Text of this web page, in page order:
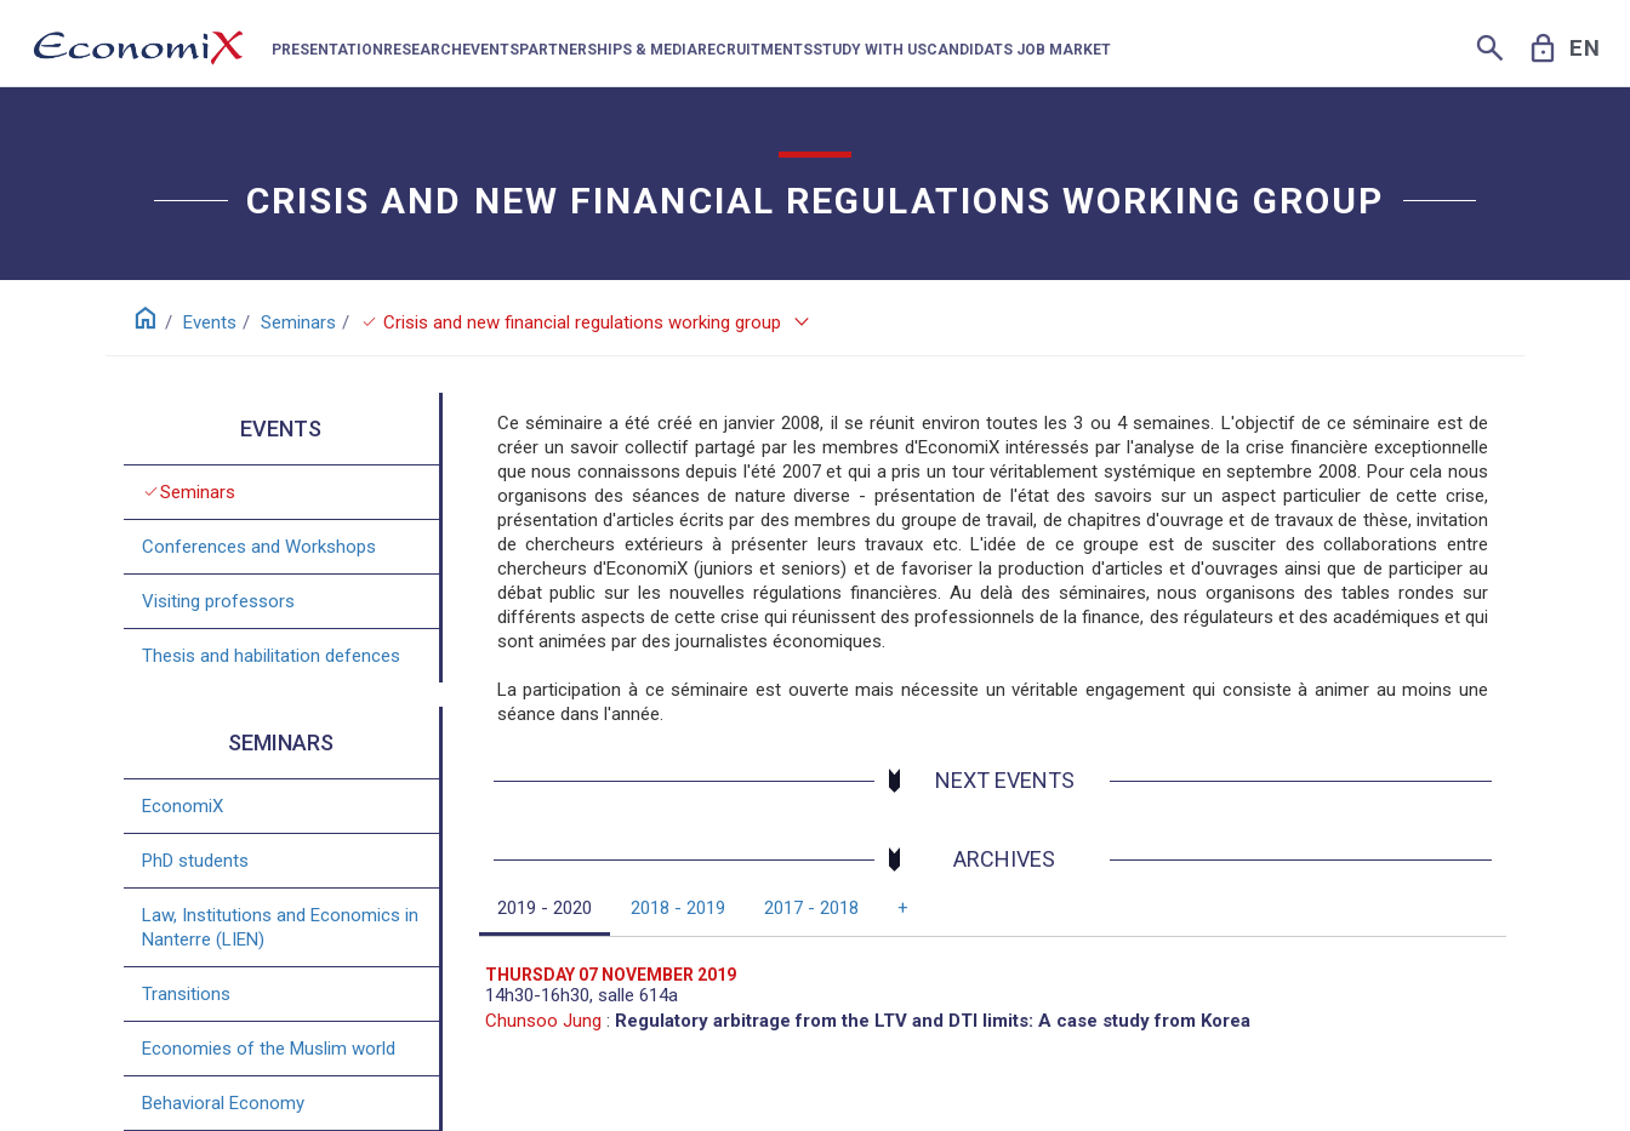
PRESENTATIONRESEARCHEVENTSPARTNERSHIPS & MEDIARECRUITMENTSSTUDY WITH USCANDIDATS JOB MARKET SEARCH LOCK EN
CRISIS AND NEW FINANCIAL REGULATIONS WORKING GROUP
home Events Seminars check Crisis and new financial regulations working group keyboard_arrow_down
EVENTS
checkSeminars
Conferences and Workshops
Visiting professors
Thesis and habilitation defences
SEMINARS
EconomiX
PhD students
Law, Institutions and Economics in
Nanterre (LIEN)
Transitions
Economies of the Muslim world
Behavioral Economy
Ce séminaire a été créé en janvier 2008, il se réunit environ toutes les 3 ou 4 semaines. L'objectif de ce séminaire est de
créer un savoir collectif partagé par les membres d'EconomiX intéressés par l'analyse de la crise financière exceptionnelle
que nous connaissons depuis l'été 2007 et qui a pris un tour véritablement systémique en septembre 2008. Pour cela nous
organisons des séances de nature diverse - présentation de l'état des savoirs sur un aspect particulier de cette crise,
présentation d'articles écrits par des membres du groupe de travail, de chapitres d'ouvrage et de travaux de thèse, invitation
de chercheurs extérieurs à présenter leurs travaux etc. L'idée de ce groupe est de susciter des collaborations entre
chercheurs d'EconomiX (juniors et seniors) et de favoriser la production d'articles et d'ouvrages ainsi que de participer au
débat public sur les nouvelles régulations financières. Au delà des séminaires, nous organisons des tables rondes sur
différents aspects de cette crise qui réunissent des professionnels de la finance, des régulateurs et des académiques et qui
sont animées par des journalistes économiques.
La participation à ce séminaire est ouverte mais nécessite un véritable engagement qui consiste à animer au moins une
séance dans l'année.
NEXT EVENTS
ARCHIVES
2019 - 2020 2018 - 2019 2017 - 2018 +
THURSDAY 07 NOVEMBER 2019
14h30-16h30, salle 614a
Chunsoo Jung : Regulatory arbitrage from the LTV and DTI limits: A case study from Korea